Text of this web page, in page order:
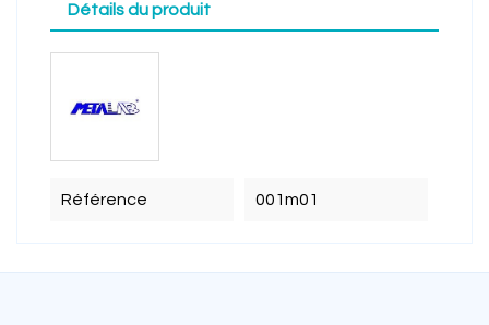
Détails du produit
Référence 001m01